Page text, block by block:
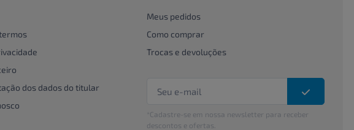
dos dados do titular
Meus pedidos
Como comprar
Trocas e devoluções
*Cadastre-se em nossa newsletter para receber
descontos e ofertas.